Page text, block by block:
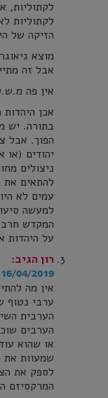
לקתוליות,
לקתוליות
הזיקה של
מוצא
אבל זה
אין פה
אכן
בתורה. יש
הפוך. אבל
יהודים
ניצולים
להתאים את
עמים לא
למעשה
המקדש
על היהדות
רון הגיב:
16/04/2019 בשעה 15:32
אין מה
ערבי
הערבית
הערבים
או שהוא
שמעוות את
לספק את
המרקסיזם